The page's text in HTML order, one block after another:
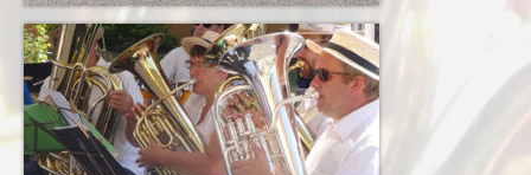
Vie de l’Orchestre
Répertoire Musical
Calendrier
Blog